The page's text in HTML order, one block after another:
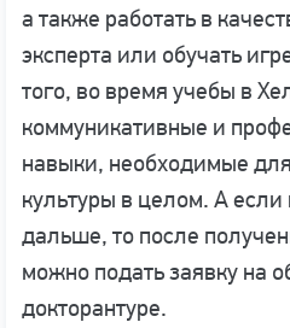
а также работать в
эксперта или обучать
того, во время учебы в
коммуникативные и
навыки, необходимые
культуры в целом. А если
дальше, то после
можно подать заявку на
докторантуре.